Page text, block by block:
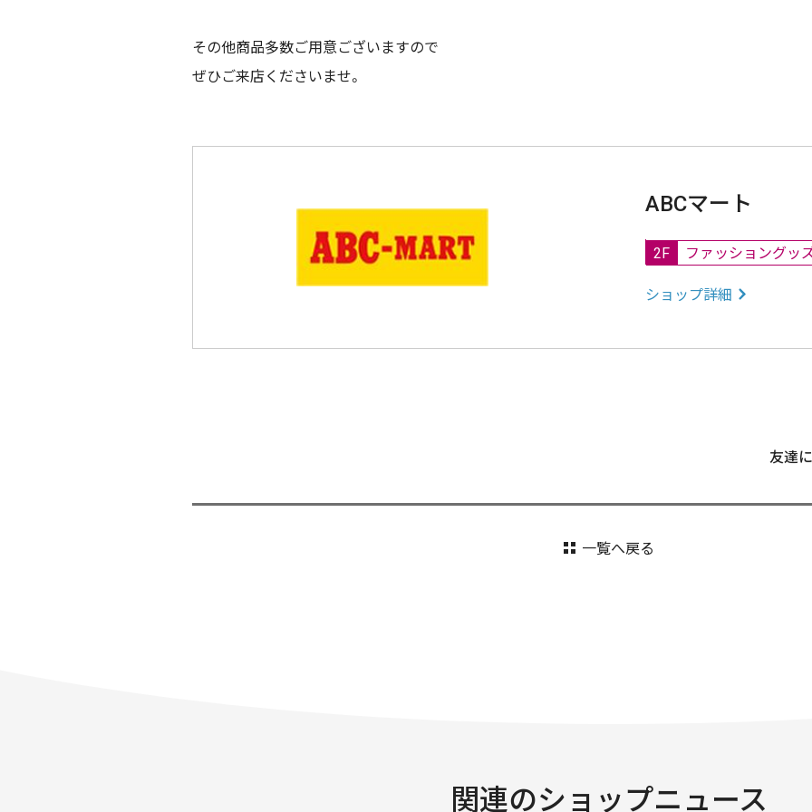
その他商品多数ご用意ございますので
ぜひご来店くださいませ。
ABCマート
2F ファッショングッ
ショップ詳細
友達
一覧へ戻る
関連のショップニュース